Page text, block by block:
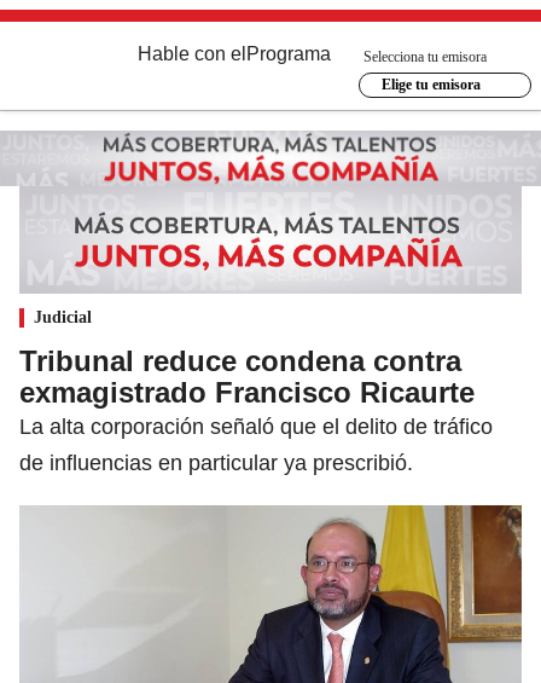
Hable con el Programa
Selecciona tu emisora
Elige tu emisora
Judicial
Tribunal reduce condena contra
exmagistrado Francisco Ricaurte
La alta corporación señaló que el delito de tráfico
de influencias en particular ya prescribió.